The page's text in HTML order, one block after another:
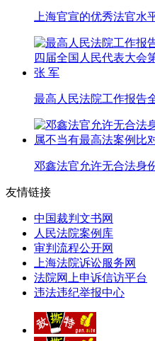
上海官宣的优秀法官
最高人民法院工作报告
邓鑫法官允许无合法身
友情链接
中国裁判文书网
人民法院案例库
审判流程公开网
上海法院诉讼服务网
法院网上申诉信访平台
违法违纪举报中心